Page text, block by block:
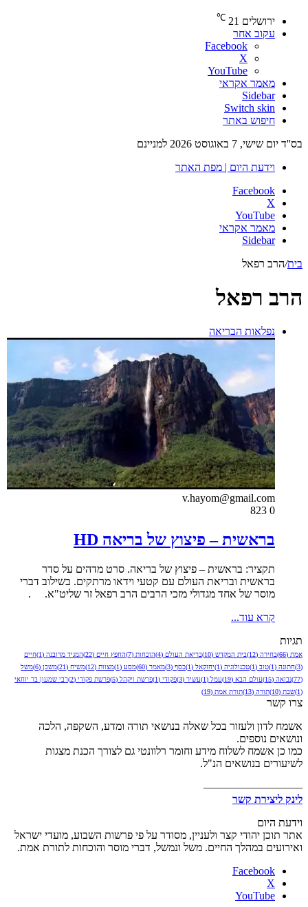
ירושלים 21
℃
עקוב אחר
Facebook
X
YouTube
מאמר אקראי
Sidebar
Switch skin
חיפוש באתר
בס''ד יום שישי, 7 באוגוסט 2026 למניינם
וידעת היום | מפת האתר
Facebook
X
YouTube
מאמר אקראי
Sidebar
בית/הרב רפאל
הרב רפאל
נפלאות הבריאה
v.hayom@gmail.com
0
בראשית – פיצוץ של בריאה HD
תקציר: בראשית – פיצוץ של בריאה. סרט מדהים על סדר
בראשית ובריאת העולם עם קטעי וידאו מרתקים. בשילוב דברי
מוסר של אחד מגדולי מזכי הרבים הרב רפאל זר שליט"א. .
קרא עוד...
תגיות
אמת (66) בחירה (12) בית המקדש (10) בריאת העולם (4) הוכחות (7) החפץ חיים (22) המגיד מדובנה (1)
חיים
(3)
חתונה (1) טוב (1) טכנולוגיה (1) יחזקאל (1) כסף (3) מאמר (60) מסע (1) מצוות (12) משיח (21) משכן (6)
משל
(77)
נבואה (15) עולם הבא (19) עמל (1) עשיר (3) פקודי (1) פרשת ויקהל (5) פרשת פקודי (2)
רבי שמעון בר יוחאי
(1)
שבת (10) תורה (13) תורת אמת (19)
צרו קשר
אשמח לדון ולעזור בכל שאלה בנושאי תורה ומדע, השקפה, הלכה
ונושאים נוספים.
כמו כן אשמח לשלוח מידע וחומר רלוונטי גם לצורך הכנת מצגות
לשיעורים בנושאים הנ"ל.
—————————
לינק ליצירת קשר
וידעת היום
אתר תוכן יהודי קצר ולעניין, מסודר על פי פרשות השבוע, מועדי ישראל
ואירועים במהלך החיים. משל ונמשל, דברי מוסר והוכחות לתורת אמת.
Facebook
X
YouTube